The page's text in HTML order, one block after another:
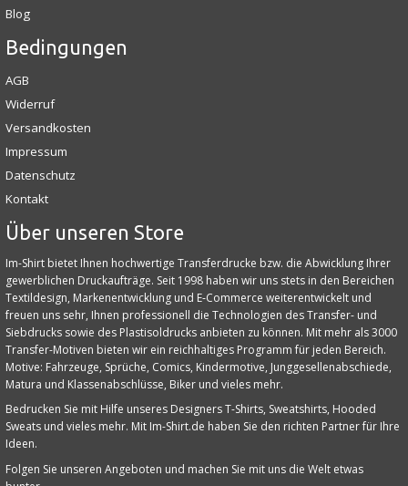
Blog
Bedingungen
AGB
Widerruf
Versandkosten
Impressum
Datenschutz
Kontakt
Über unseren Store
Im-Shirt bietet Ihnen hochwertige Transferdrucke bzw. die Abwicklung Ihrer
gewerblichen Druckaufträge. Seit 1998 haben wir uns stets in den Bereichen
Textildesign, Markenentwicklung und E‑Commerce weiterentwickelt und
freuen uns sehr, Ihnen professionell die Technologien des Transfer- und
Siebdrucks sowie des Plastisoldrucks anbieten zu können. Mit mehr als 3000
Transfer-Motiven bieten wir ein reichhaltiges Programm für jeden Bereich.
Motive: Fahrzeuge, Sprüche, Comics, Kindermotive, Junggesellenabschiede,
Matura und Klassenabschlüsse, Biker und vieles mehr.
Bedrucken Sie mit Hilfe unseres Designers T-Shirts, Sweatshirts, Hooded
Sweats und vieles mehr. Mit Im-Shirt.de haben Sie den richten Partner für Ihre
Ideen.
Folgen Sie unseren Angeboten und machen Sie mit uns die Welt etwas